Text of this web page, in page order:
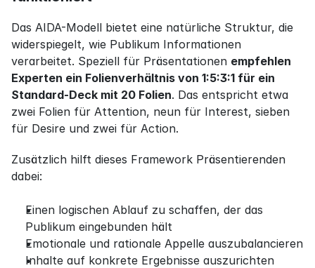
Das AIDA-Modell bietet eine natürliche Struktur, die
widerspiegelt, wie Publikum Informationen
verarbeitet. Speziell für Präsentationen empfehlen
Experten ein Folienverhältnis von 1:5:3:1 für ein
Standard-Deck mit 20 Folien. Das entspricht etwa
zwei Folien für Attention, neun für Interest, sieben
für Desire und zwei für Action.
Zusätzlich hilft dieses Framework Präsentierenden
dabei:
Einen logischen Ablauf zu schaffen, der das
Publikum eingebunden hält
Emotionale und rationale Appelle auszubalancieren
Inhalte auf konkrete Ergebnisse auszurichten